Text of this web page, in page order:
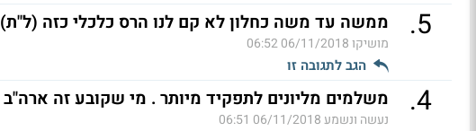
5
. ממשה עד משה כחלון לא קם לנו הרס כלכלי כזה (ל"ת)
מושיקו06/11/2018 06:52
הגב לתגובה זו
4
. משלמים מליונים לתפקיד מיותר . מי שקובע זה ארה"ב
נעשה ונשמע06/11/2018 06:51